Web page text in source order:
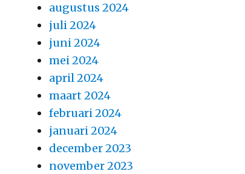
augustus 2024
juli 2024
juni 2024
mei 2024
april 2024
maart 2024
februari 2024
januari 2024
december 2023
november 2023